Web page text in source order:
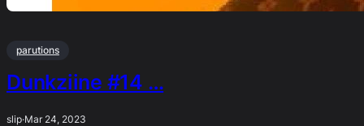
parutions
Dunkziine #14 …
slip·Mar 24, 2023